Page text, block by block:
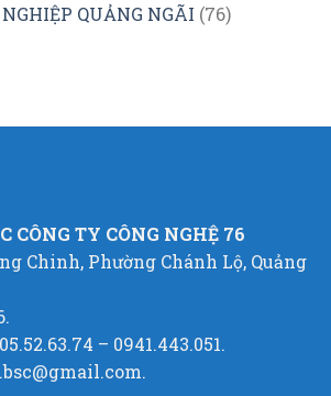
QUẢNG NGÃI (76)
CÔNG TY CÔNG NGHỆ 76
Chinh, Phường Chánh Lộ, Quảng
– 0941.443.051.